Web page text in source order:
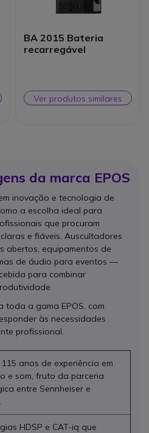
BA 2015 Bateria
recarregável
Ver produtos similares
da marca EPOS
inovação e tecnologia de
a escolha ideal para
que procuram
e fiáveis. Auscultadores
abertos, equipamentos de
de áudio para eventos —
para combinar
toda a gama EPOS, com
às necessidades
profissional.
anos de experiência em
e som, fruto da parceria
entre Sennheiser e
HDSP e CAT-iq que